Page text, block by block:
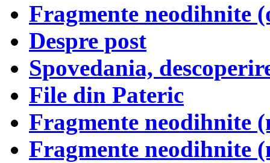
Fragmente neodihnite
Despre post
Spovedania,
File din Pateric
Fragmente neodihnite
Fragmente neodihnite